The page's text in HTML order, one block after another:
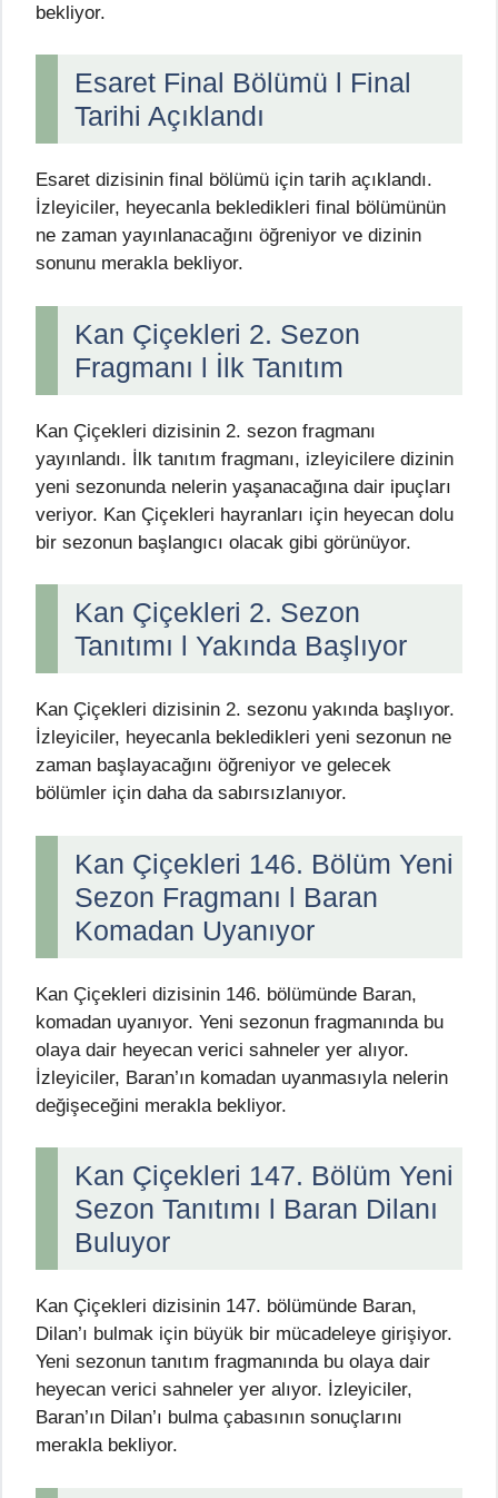
bekliyor.
Esaret Final Bölümü l Final
Tarihi Açıklandı
Esaret dizisinin final bölümü için tarih açıklandı.
İzleyiciler, heyecanla bekledikleri final bölümünün
ne zaman yayınlanacağını öğreniyor ve dizinin
sonunu merakla bekliyor.
Kan Çiçekleri 2. Sezon
Fragmanı l İlk Tanıtım
Kan Çiçekleri dizisinin 2. sezon fragmanı
yayınlandı. İlk tanıtım fragmanı, izleyicilere dizinin
yeni sezonunda nelerin yaşanacağına dair ipuçları
veriyor. Kan Çiçekleri hayranları için heyecan dolu
bir sezonun başlangıcı olacak gibi görünüyor.
Kan Çiçekleri 2. Sezon
Tanıtımı l Yakında Başlıyor
Kan Çiçekleri dizisinin 2. sezonu yakında başlıyor.
İzleyiciler, heyecanla bekledikleri yeni sezonun ne
zaman başlayacağını öğreniyor ve gelecek
bölümler için daha da sabırsızlanıyor.
Kan Çiçekleri 146. Bölüm Yeni
Sezon Fragmanı l Baran
Komadan Uyanıyor
Kan Çiçekleri dizisinin 146. bölümünde Baran,
komadan uyanıyor. Yeni sezonun fragmanında bu
olaya dair heyecan verici sahneler yer alıyor.
İzleyiciler, Baran’ın komadan uyanmasıyla nelerin
değişeceğini merakla bekliyor.
Kan Çiçekleri 147. Bölüm Yeni
Sezon Tanıtımı l Baran Dilanı
Buluyor
Kan Çiçekleri dizisinin 147. bölümünde Baran,
Dilan’ı bulmak için büyük bir mücadeleye girişiyor.
Yeni sezonun tanıtım fragmanında bu olaya dair
heyecan verici sahneler yer alıyor. İzleyiciler,
Baran’ın Dilan’ı bulma çabasının sonuçlarını
merakla bekliyor.